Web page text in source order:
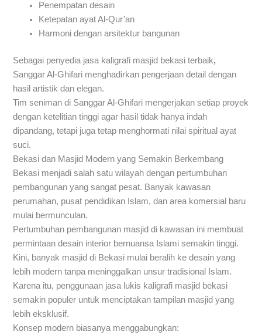
Penempatan desain
Ketepatan ayat Al-Qur’an
Harmoni dengan arsitektur bangunan
Sebagai penyedia jasa kaligrafi masjid bekasi terbaik,
Sanggar Al-Ghifari menghadirkan pengerjaan detail dengan
hasil artistik dan elegan.
Tim seniman di Sanggar Al-Ghifari mengerjakan setiap proyek
dengan ketelitian tinggi agar hasil tidak hanya indah
dipandang, tetapi juga tetap menghormati nilai spiritual ayat
suci.
Bekasi dan Masjid Modern yang Semakin Berkembang
Bekasi menjadi salah satu wilayah dengan pertumbuhan
pembangunan yang sangat pesat. Banyak kawasan
perumahan, pusat pendidikan Islam, dan area komersial baru
mulai bermunculan.
Pertumbuhan pembangunan masjid di kawasan ini membuat
permintaan desain interior bernuansa Islami semakin tinggi.
Kini, banyak masjid di Bekasi mulai beralih ke desain yang
lebih modern tanpa meninggalkan unsur tradisional Islam.
Karena itu, penggunaan jasa lukis kaligrafi masjid bekasi
semakin populer untuk menciptakan tampilan masjid yang
lebih eksklusif.
Konsep modern biasanya menggabungkan: